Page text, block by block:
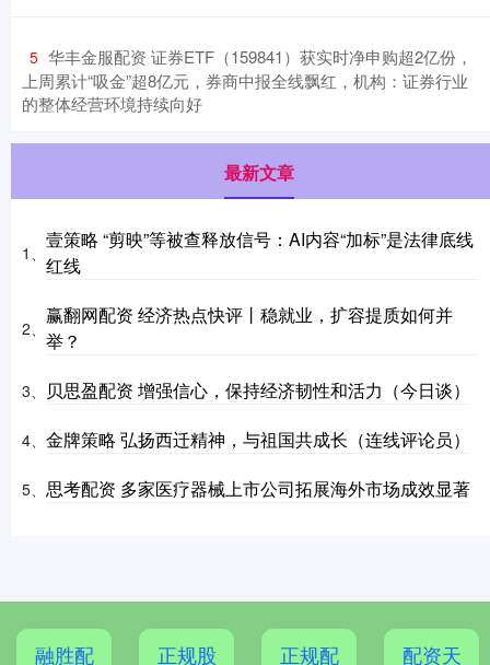
5 ​华丰金服配资 证券ETF（159841）获实时净申购超2亿份，
上周累计“吸金”超8亿元，券商中报全线飘红，机构：证券行业
的整体经营环境持续向好
最新文章
1、
壹策略 “剪映”等被查释放信号：AI内容“加标”是法律底线
红线
2、
赢翻网配资 经济热点快评丨稳就业，扩容提质如何并
举？
3、 贝思盈配资 增强信心，保持经济韧性和活力（今日谈）
4、 金牌策略 弘扬西迁精神，与祖国共成长（连线评论员）
5、 思考配资 多家医疗器械上市公司拓展海外市场成效显著
融胜配 正规股 正规配 配资天